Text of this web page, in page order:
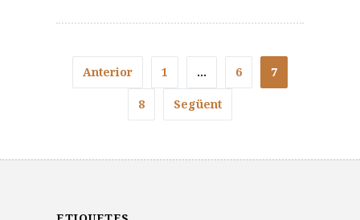
Anterior 1 … 6 7
8 Següent